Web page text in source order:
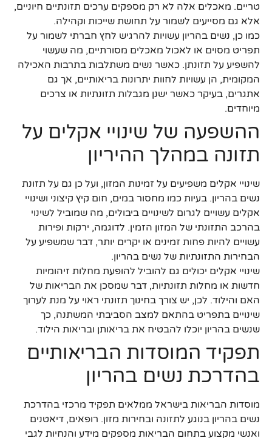
טריים. מאכלים אלה לא רק מספקים ערכים תזונתיים חיוניים,
אלא גם מסייעים לשמור על תחושת שייכות וקהילה.
כמו כן, נשים בהריון עשויות להרגיש לחץ חברתי לשמור על
תפריט מסוים או לאכול מאכלים מסורתיים, מה שעשוי
להשפיע על תזונתן. כאשר נשים משתלבות בתרבות האכילה
המקומית, הן עשויות לחוות יתרונות בריאותיים, אך גם
אתגרים, בעיקר כאשר ישנן מגבלות תזונתיות או צרכים
מיוחדים.
ההשפעה של שינויי אקלים על
תזונה במהלך ההיריון
שינויי אקלים משפיעים על זמינות המזון, ועל כן גם על תזונת
נשים בהריון. בעיות כמו מחסור במים, חום קיץ קיצוני ושינויי
אקלים עשויים לגרום לשינויים ביבולים, מה שמוביל לשינוי
בהרכב התזונתי של המזון הזמין. לדוגמה, ירקות ופירות
עשויים להיות פחות זמינים או יקרים יותר, דבר שמשפיע על
הבחירות התזונתיות של נשים בהריון.
שינויי אקלים יכולים גם להוביל להופעת מחלות זיהומיות
חדשות או מחלות תזונתיות, דבר שמסכן את הבריאות של
האם והילוד. לכן, יש צורך בחינוך תזונתי ראוי על מנת לערוך
שינויים בתפריט בהתאם למצב הסביבתי המשתנה, כך
שנשים בהריון יוכלו להבטיח את בריאותן ובריאות הילוד.
תפקיד המוסדות הבריאותיים
בהדרכת נשים בהריון
מוסדות הבריאות בישראל ממלאים תפקיד מרכזי בהדרכת
נשים בהריון בנוגע לתזונה ובחירות מזון. רופאים, דיאטנים
ואנשי מקצוע בתחום הבריאות מספקים מידע והנחיות לגבי